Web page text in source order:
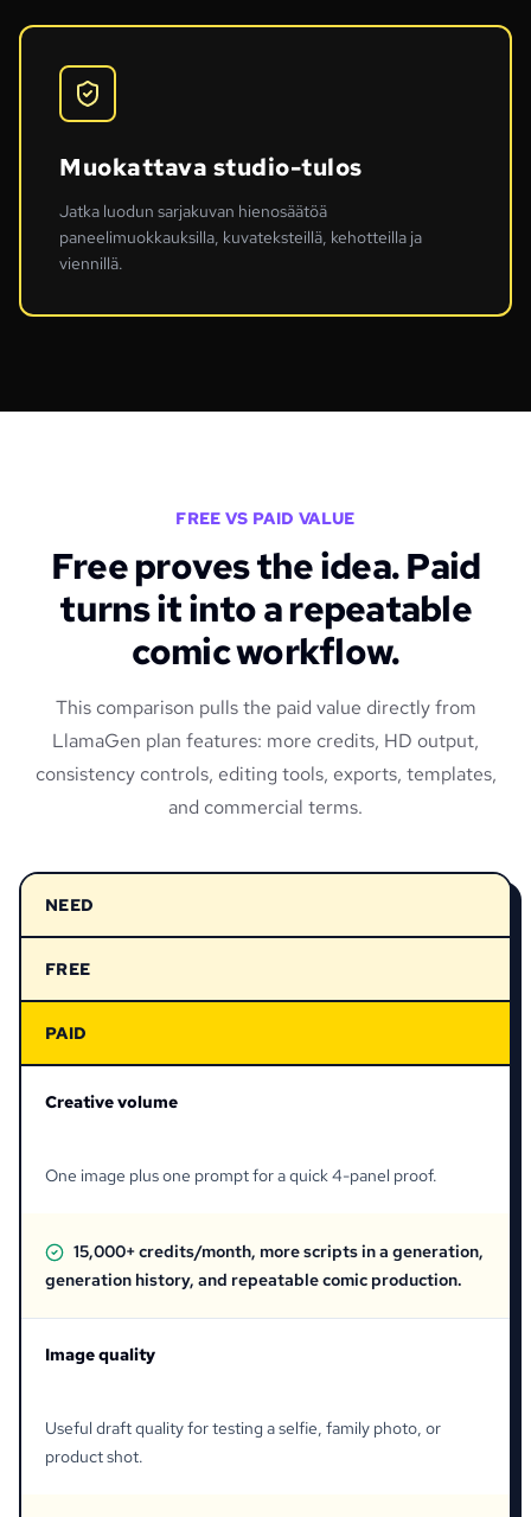
Muokattava studio-tulos
Jatka luodun sarjakuvan hienosäätöä
paneelimuokkauksilla, kuvateksteillä, kehotteilla ja
viennillä.
FREE VS PAID VALUE
Free proves the idea. Paid
turns it into a repeatable
comic workflow.
This comparison pulls the paid value directly from
LlamaGen plan features: more credits, HD output,
consistency controls, editing tools, exports, templates,
and commercial terms.
NEED
FREE
PAID
Creative volume
One image plus one prompt for a quick 4-panel proof.
15,000+ credits/month, more scripts in a generation,
generation history, and repeatable comic production.
Image quality
Useful draft quality for testing a selfie, family photo, or
product shot.